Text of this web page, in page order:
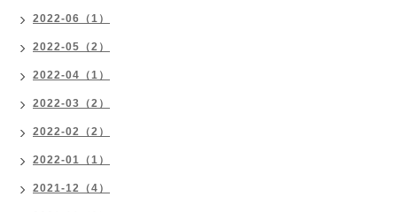
2022-06（1）
2022-05（2）
2022-04（1）
2022-03（2）
2022-02（2）
2022-01（1）
2021-12（4）